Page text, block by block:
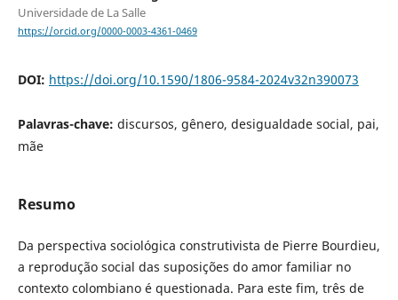
Universidade de La Salle
https://orcid.org/0000-0003-4361-0469
DOI: https://doi.org/10.1590/1806-9584-2024v32n390073
Palavras-chave: discursos, gênero, desigualdade social, pai,
mãe
Resumo
Da perspectiva sociológica construtivista de Pierre Bourdieu,
a reprodução social das suposições do amor familiar no
contexto colombiano é questionada. Para este fim, três de